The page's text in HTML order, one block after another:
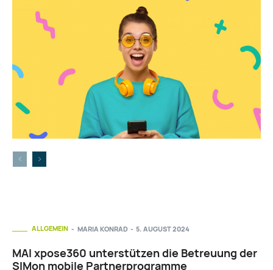
ALLGEMEIN
MAI xpose360 unterstützen die Betreuung der
SIMon mobile Partnerprogramme
MARIA KONRAD - 5. AUGUST 2024